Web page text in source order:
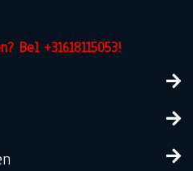
Bel +31618115053!